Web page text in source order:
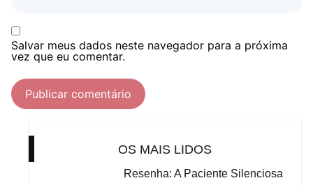
Salvar meus dados neste navegador para a próxima
vez que eu comentar.
OS MAIS LIDOS
Resenha: A Paciente Silenciosa